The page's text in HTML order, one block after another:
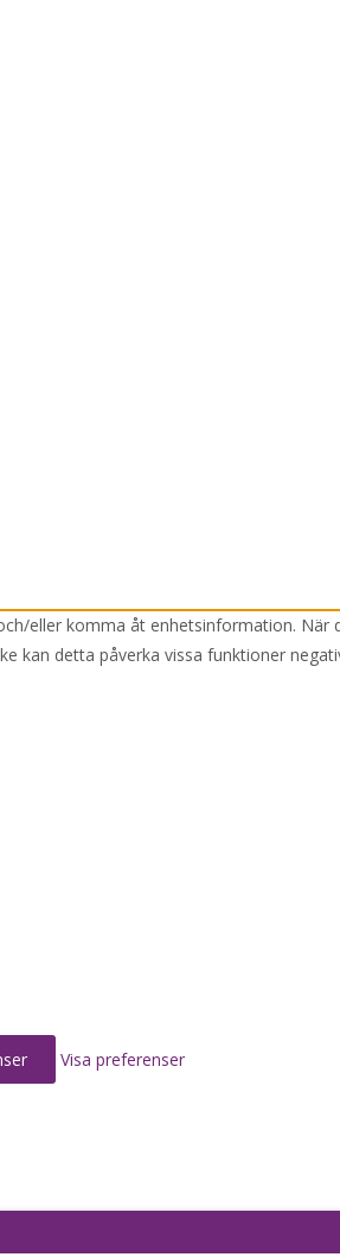
eller komma åt enhetsinformation.
kan detta påverka vissa funktioner
Visa preferenser